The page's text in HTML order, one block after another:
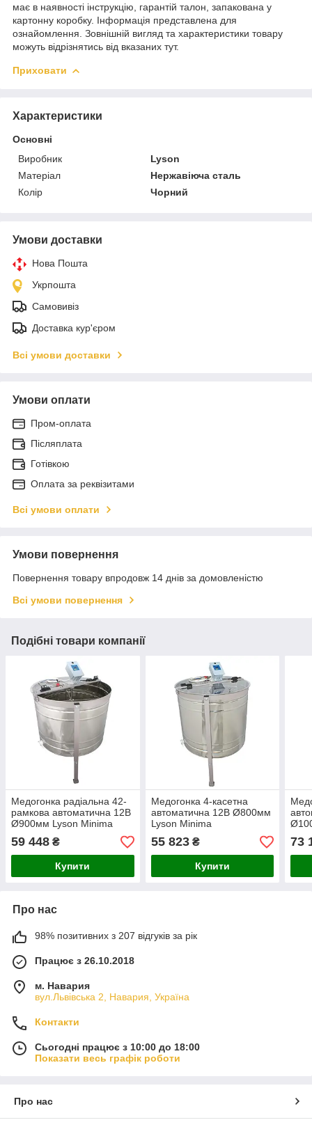
має в наявності інструкцію, гарантій талон, запакована у
картонну коробку. Інформація представлена для
ознайомлення. Зовнішній вигляд та характеристики товару
можуть відрізнятись від вказаних тут.
Приховати
Характеристики
Основні
Виробник
Lyson
Матеріал
Нержавіюча сталь
Колір
Чорний
Умови доставки
Нова Пошта
Укрпошта
Самовивіз
Доставка кур'єром
Всі умови доставки
Умови оплати
Пром-оплата
Післяплата
Готівкою
Оплата за реквізитами
Всі умови оплати
Умови повернення
Повернення товару впродовж 14 днів за домовленістю
Всі умови повернення
Подібні товари компанії
Медогонка радіальна 42-
рамкова автоматична 12В
Ø900мм Lyson Minima
59 448 ₴
Купити
Медогонка 4-касетна
автоматична 12В Ø800мм
Lyson Minima
55 823₴
Купити
73
Про нас
98% позитивних з 207 відгуків за рік
Працює з 26.10.2018
м. Навария
вул.Львівська 2, Навария, Україна
Контакти
Сьогодні працює з 10:00 до 18:00
Показати весь графік роботи
Про нас